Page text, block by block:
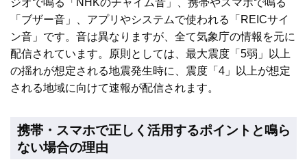
ジオで鳴る「NHKのチャイム音」、携帯やスマホで鳴る
「ブザー音」、アプリやシステムで使われる「REICサイ
ン音」です。音は異なりますが、全て気象庁の情報を元に
配信されています。原則としては、最大震度「5弱」以上
の揺れが想定される地震発生時に、震度「4」以上が想定
される地域に向けて速報が配信されます。
携帯・スマホで正しく活用するポイントと鳴ら
ない場合の理由